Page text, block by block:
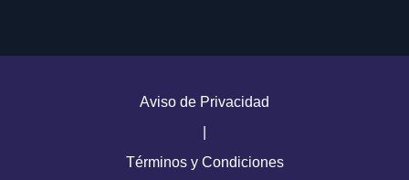
Doctores Traumatólogos en Cdad Nezahualcoyotl
Doctores Ortopedistas en Cdad Nezahualcoyotl
Traumatólogos en Naucalpan de Juárez
Aviso de Privacidad
Términos y Condiciones